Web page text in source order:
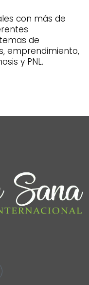
con más de
de
emprendimiento,
y PNL.